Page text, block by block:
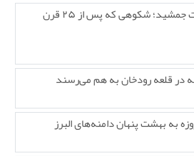
۱۰ حقیقت جالب درباره تخت جمشید؛ شکوهی که پس از ۲۵ قرن
در قلعه رودخان به هم می‌رسند
به بهشت پنهان دامنه‌های البرز